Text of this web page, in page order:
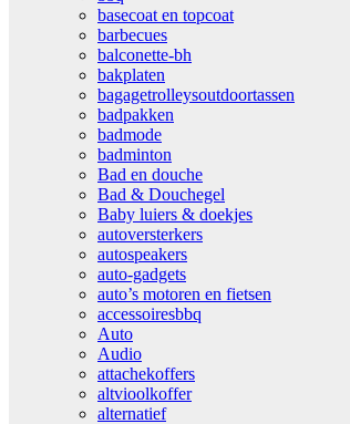
basecoat en topcoat
barbecues
balconette-bh
bakplaten
bagagetrolleysoutdoortassen
badpakken
badmode
badminton
Bad en douche
Bad & Douchegel
Baby luiers & doekjes
autoversterkers
autospeakers
auto-gadgets
auto’s motoren en fietsen
accessoiresbbq
Auto
Audio
attachekoffers
altvioolkoffer
alternatief